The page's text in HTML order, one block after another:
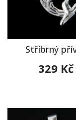
Stříbrný
329 Kč